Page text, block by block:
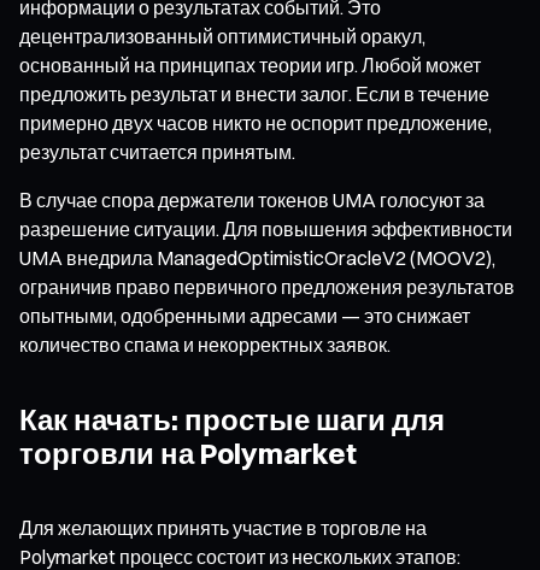
информации о результатах событий. Это
децентрализованный оптимистичный оракул,
основанный на принципах теории игр. Любой может
предложить результат и внести залог. Если в течение
примерно двух часов никто не оспорит предложение,
результат считается принятым.
В случае спора держатели токенов UMA голосуют за
разрешение ситуации. Для повышения эффективности
UMA внедрила ManagedOptimisticOracleV2 (MOOV2),
ограничив право первичного предложения результатов
опытными, одобренными адресами — это снижает
количество спама и некорректных заявок.
Как начать: простые шаги для
торговли на Polymarket
Для желающих принять участие в торговле на
Polymarket процесс состоит из нескольких этапов: